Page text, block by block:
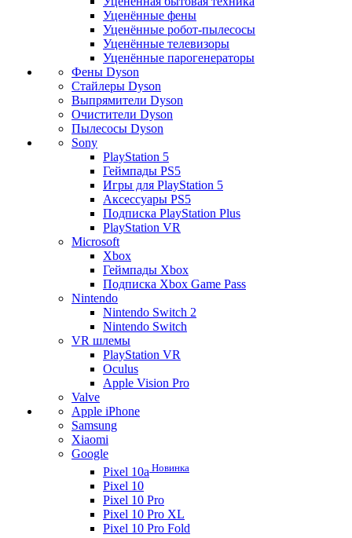
Уценённые фены
Уценённые робот-пылесосы
Уценённые телевизоры
Уценённые парогенераторы
Фены Dyson
Стайлеры Dyson
Выпрямители Dyson
Очистители Dyson
Пылесосы Dyson
Sony
PlayStation 5
Геймпады PS5
Игры для PlayStation 5
Аксессуары PS5
Подписка PlayStation Plus
PlayStation VR
Microsoft
Xbox
Геймпады Xbox
Подписка Xbox Game Pass
Nintendo
Nintendo Switch 2
Nintendo Switch
VR шлемы
PlayStation VR
Oculus
Apple Vision Pro
Valve
Apple iPhone
Samsung
Xiaomi
Google
Pixel 10a Новинка
Pixel 10
Pixel 10 Pro
Pixel 10 Pro XL
Pixel 10 Pro Fold